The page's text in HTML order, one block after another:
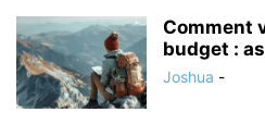
Comment
budget :
Joshua -